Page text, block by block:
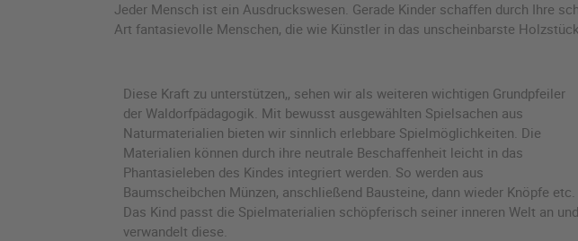
Jeder Mensch ist ein Ausdruckswesen. Gerade Kinder schaffen durch Ihre
Art fantasievolle Menschen, die wie Künstler in das unscheinbarste Holzstück
Diese Kraft zu unterstützen,, sehen wir als weiteren wichtigen Grundpfeiler
der Waldorfpädagogik. Mit bewusst ausgewählten Spielsachen aus
Naturmaterialien bieten wir sinnlich erlebbare Spielmöglichkeiten. Die
Materialien können durch ihre neutrale Beschaffenheit leicht in das
Phantasieleben des Kindes integriert werden. So werden aus
Baumscheibchen Münzen, anschließend Bausteine, dann wieder Knöpfe etc.
Das Kind passt die Spielmaterialien schöpferisch seiner inneren Welt an und
verwandelt diese.